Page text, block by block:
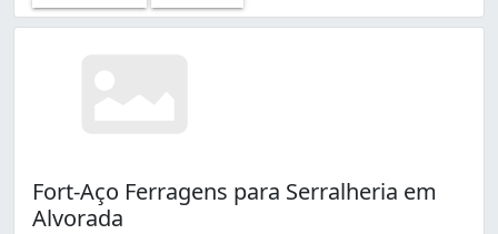
Fort-Aço Ferragens para Serralheria em
Alvorada